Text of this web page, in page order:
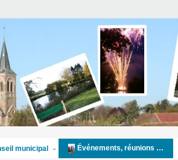
municipal Événements, réunions …